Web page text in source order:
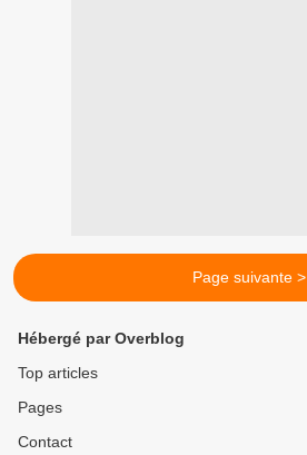
Page suivante >
Hébergé par Overblog
Top articles
Pages
Contact